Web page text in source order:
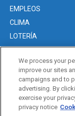
EMPLEOS
CLIMA
LOTERÍA
Acerca de nosotros
Advertise with Us/
Politica de Privacidad
Editorial Guidelines
We process your
improve our sites
campaigns and to
advertising. By
exercise your
privacy notice